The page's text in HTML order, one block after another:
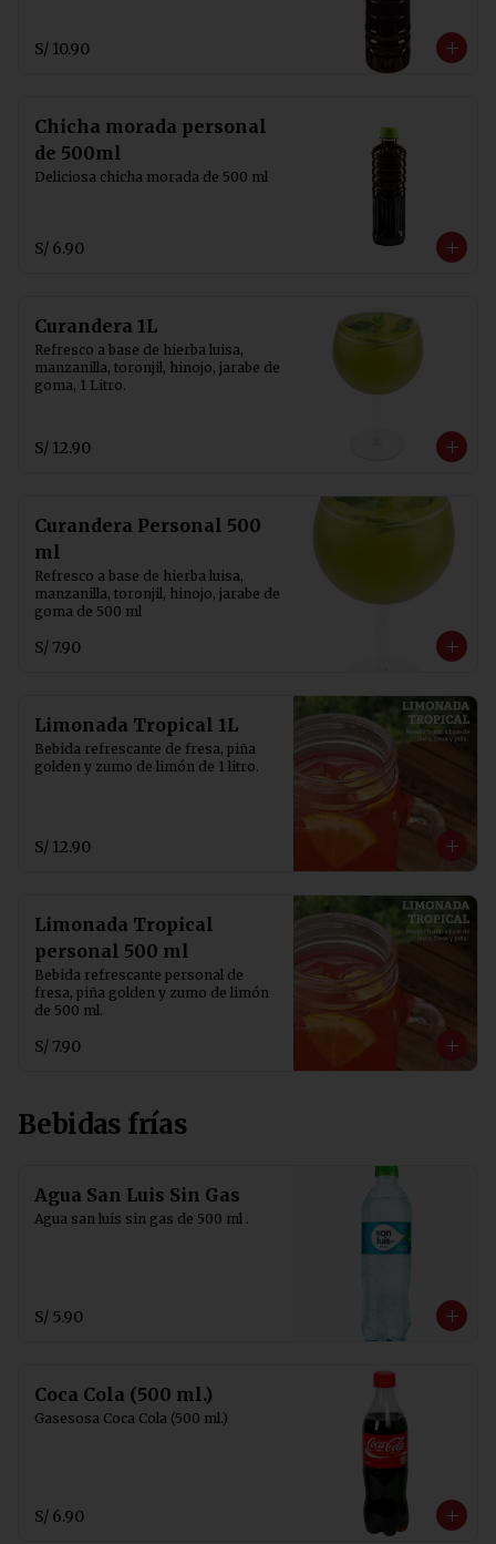
S/ 10.90
Chicha morada personal
de 500ml
Deliciosa chicha morada de 500 ml
S/ 6.90
Curandera 1L
Refresco a base de hierba luisa,
manzanilla, toronjil, hinojo, jarabe de
goma, 1 Litro.
S/ 12.90
Curandera Personal 500
ml
Refresco a base de hierba luisa,
manzanilla, toronjil, hinojo, jarabe de
goma de 500 ml
S/ 7.90
Limonada Tropical 1L
Bebida refrescante de fresa, piña
golden y zumo de limón de 1 litro.
S/ 12.90
Limonada Tropical
personal 500 ml
Bebida refrescante personal de
fresa, piña golden y zumo de limón
de 500 ml.
S/ 7.90
Bebidas frías
Agua San Luis Sin Gas
Agua san luis sin gas de 500 ml .
S/ 5.90
Coca Cola (500 ml.)
Gasesosa Coca Cola (500 ml.)
S/ 6.90